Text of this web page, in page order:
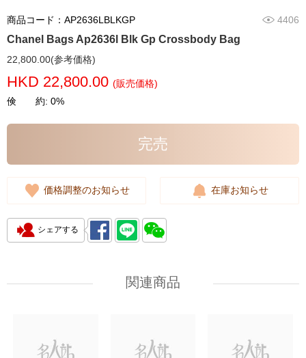
商品コード：AP2636LBLKGP 4406
Chanel Bags Ap2636l Blk Gp Crossbody Bag
22,800.00(参考価格)
HKD 22,800.00 (販売価格)
倹 約: 0%
完売
価格調整のお知らせ 在庫お知らせ
シェアする
関連商品